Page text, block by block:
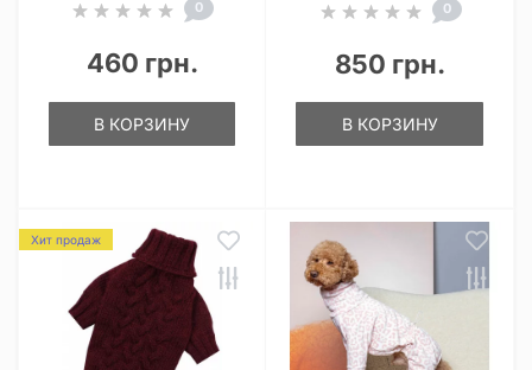
0
460 грн.
В КОРЗИНУ
0
850 грн.
В КОРЗИНУ
Хит продаж